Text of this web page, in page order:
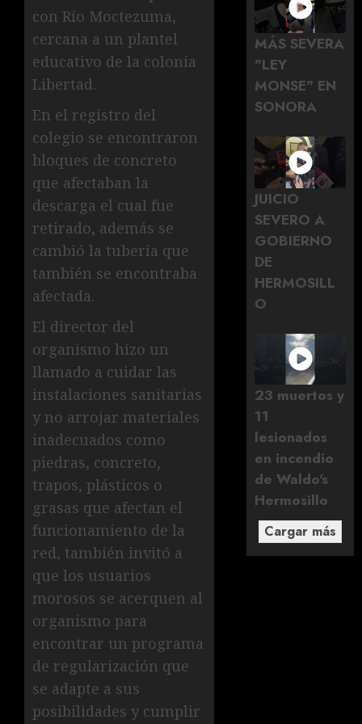
con Río Moctezuma,
cercana a un plantel
educativo de la colonia
Libertad.
En el registro del
colegio se encontraron
bloques de concreto
que afectaban la
descarga el cual fue
retirado, además se
cambió la tubería que
también se encontraba
afectada.
El director del
organismo hizo un
llamado a cuidar las
instalaciones sanitarias
y no arrojar materiales
inadecuados como
piedras, concreto,
trapos, plásticos o
grasas que afectan el
funcionamiento de la
red, también invitó a
que los usuarios
morosos se acerquen al
organismo para
encontrar un programa
de regularización que
se adapte a sus
posibilidades y cumplir
MÁS SEVERA
"LEY
MONSE" EN
SONORA
JUICIO
SEVERO A
GOBIERNO
DE
HERMOSILL
O
23 muertos y
11
lesionados
en incendio
de Waldo's
Hermosillo
Cargar más